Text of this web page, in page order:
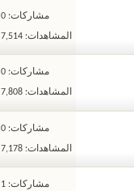
مشاركات: 0
المشاهدات: 7,514
مشاركات: 0
المشاهدات: 7,808
مشاركات: 0
المشاهدات: 7,178
مشاركات: 1